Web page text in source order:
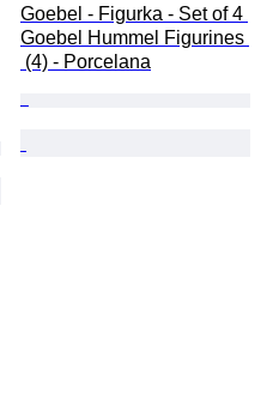
Goebel - Figurka - Set of 4
Goebel Hummel Figurines
(4) - Porcelana